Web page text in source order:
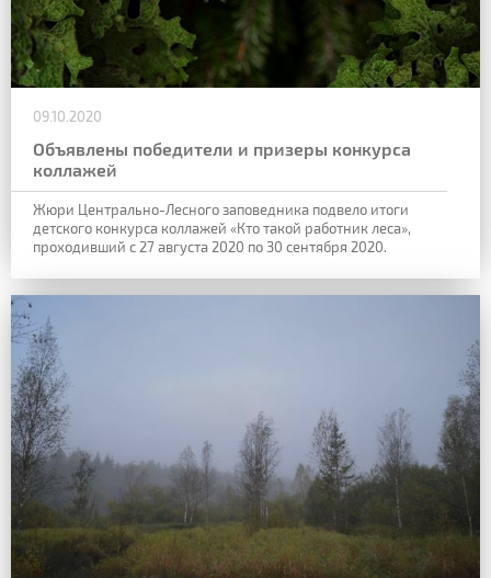
09.10.2020
Объявлены победители и призеры конкурса
коллажей
Жюри Центрально-Лесного заповедника подвело итоги
детского конкурса коллажей «Кто такой работник леса»,
проходивший с 27 августа 2020 по 30 сентября 2020.